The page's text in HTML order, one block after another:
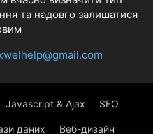
та надовго залишатися
Javascript & Ajax SEO
даних Веб-дизайн